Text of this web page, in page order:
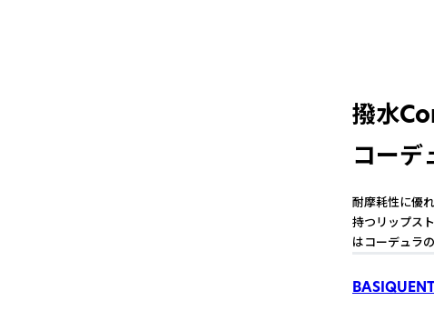
撥水
コーデ
耐摩耗性に優
持つリップス
はコーデュラ